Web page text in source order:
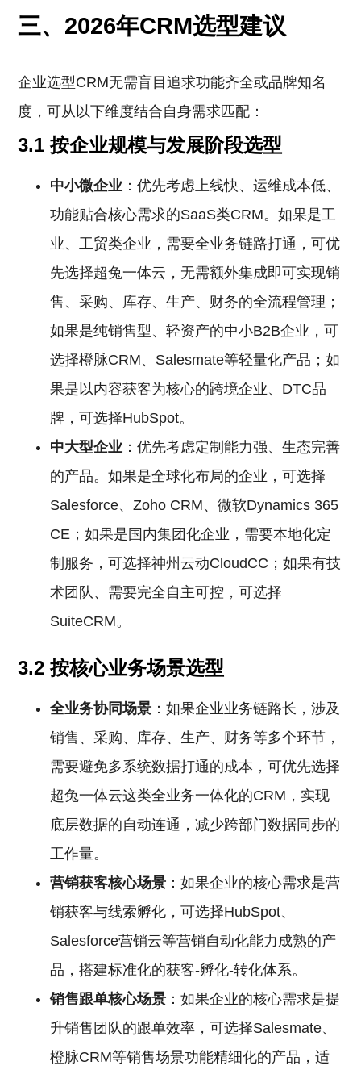
三、2026年CRM选型建议
企业选型CRM无需盲目追求功能齐全或品牌知名
度，可从以下维度结合自身需求匹配：
3.1 按企业规模与发展阶段选型
中小微企业 ：优先考虑上线快、运维成本低、
功能贴合核心需求的SaaS类CRM。如果是工
业、工贸类企业，需要全业务链路打通，可优
先选择超兔一体云，无需额外集成即可实现销
售、采购、库存、生产、财务的全流程管理；
如果是纯销售型、轻资产的中小B2B企业，可
选择橙脉CRM、Salesmate等轻量化产品；如
果是以内容获客为核心的跨境企业、DTC品
牌，可选择HubSpot。
中大型企业 ：优先考虑定制能力强、生态完善
的产品。如果是全球化布局的企业，可选择
Salesforce、Zoho CRM、微软Dynamics 365
CE；如果是国内集团化企业，需要本地化定
制服务，可选择神州云动CloudCC；如果有技
术团队、需要完全自主可控，可选择
SuiteCRM。
3.2 按核心业务场景选型
全业务协同场景 ：如果企业业务链路长，涉及
销售、采购、库存、生产、财务等多个环节，
需要避免多系统数据打通的成本，可优先选择
超兔一体云这类全业务一体化的CRM，实现
底层数据的自动连通，减少跨部门数据同步的
工作量。
营销获客核心场景 ：如果企业的核心需求是营
销获客与线索孵化，可选择HubSpot、
Salesforce营销云等营销自动化能力成熟的产
品，搭建标准化的获客-孵化-转化体系。
销售跟单核心场景 ：如果企业的核心需求是提
升销售团队的跟单效率，可选择Salesmate、
橙脉CRM等销售场景功能精细化的产品，适